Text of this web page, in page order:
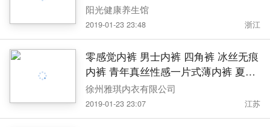
阳光健康养生馆
2019-01-23 23:48 浙江
零感觉内裤 男士内裤 四角裤 冰丝无痕
内裤 青年真丝性感一片式薄内裤 夏季
内裤 内裤厂家 内裤批发 全无痕男士内
裤
徐州雅琪内衣有限公司
2019-01-23 23:07 江苏